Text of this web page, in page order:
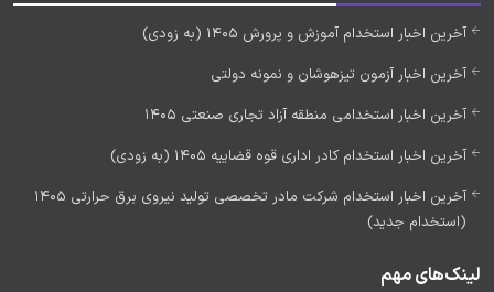
آخرین اخبار استخدام آموزش و پرورش 1405 (به زودی)
آخرین اخبار آزمون تیزهوشان و نمونه دولتی
آخرین اخبار استخدامی منطقه آزاد تجاری صنعتی 1405
آخرین اخبار استخدام کادر اداری قوه قضاییه 1405 (به زودی)
آخرین اخبار استخدام شرکت مادر تخصصی تولید نیروی برق حرارتی 1405
(استخدام جدید)
لینک‌های مهم